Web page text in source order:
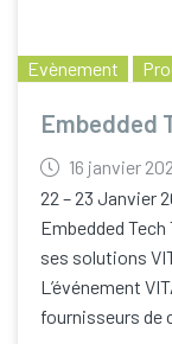
Evènement
Embedded
16 janvier
22 – 23 Janvier
Embedded
ses solutions
L’événement
fournisseurs de